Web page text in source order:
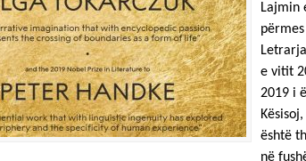
Lajmin
e vitit
2019 i
është
në